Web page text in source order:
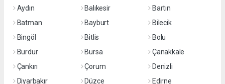
Aydın
Balıkesir
Bartın
Batman
Bayburt
Bilecik
Bingöl
Bitlis
Bolu
Burdur
Bursa
Çanakkale
Çankırı
Çorum
Denizli
Diyarbakır
Düzce
Edirne